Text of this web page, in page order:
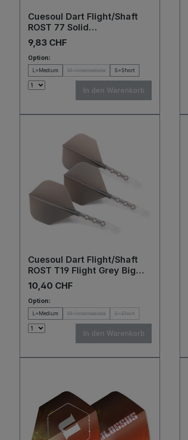
Cuesoul Dart Flight/Shaft
ROST 77 Solid
White/Black/Blue Big Wing
Flights
9,83 CHF
Option:
L=Medium M=Intermediate S=Short
In den Warenkorb
Cuesoul Dart Flight/Shaft
ROST T19 Flight Grey Big
Wing Flights
10,40 CHF
Option:
L=Medium M=Intermediate S=Short
In den Warenkorb